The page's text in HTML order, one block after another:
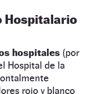
Hospitalario
hospitales (por
Hospital de la
rojo y blanco